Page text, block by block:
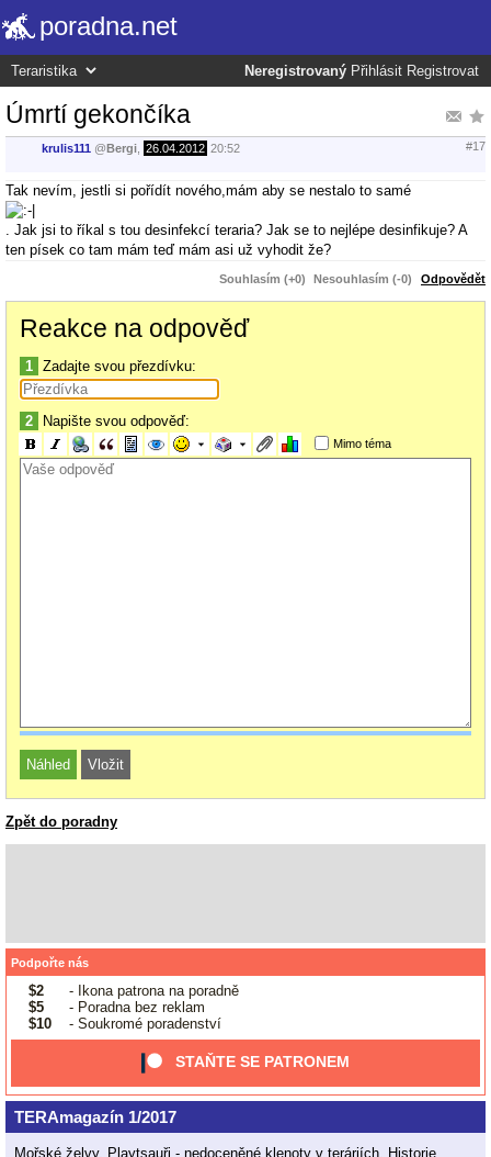
poradna.net
Neregistrovaný Přihlásit Registrovat
Úmrtí gekončíka
krulis111 @Bergi 26.04.2012 20:52 #17
Tak nevím, jestli si pořídít nového,mám aby se nestalo to samé
. Jak jsi to říkal s tou desinfekcí teraria? Jak se to nejlépe desinfikuje? A
ten písek co tam mám teď mám asi už vyhodit že?
Souhlasím (+0) Nesouhlasím (-0) Odpovědět
Reakce na odpověď
1 Zadajte svou přezdívku:
2 Napište svou odpověď:
Mimo téma
Zpět do poradny
Podpořte nás
$2
- Ikona patrona na poradně
$5
- Poradna bez reklam
$10
- Soukromé poradenství
STAŇTE SE PATRONEM
TERAmagazín 1/2017
Mořské želvy, Playtsauři - nedoceněné klenoty v teráriích, Historie